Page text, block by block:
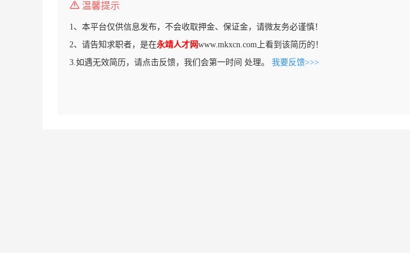
温馨提示
1、本平台仅供信息发布，不会收取押金、保证金，请微友务必谨慎！
2、请告知求职者，是在永靖人才网www.mkxcn.com上看到该简历的！
3.如遇无效简历，请点击反馈，我们会第一时间 处理。 我要反馈>>>